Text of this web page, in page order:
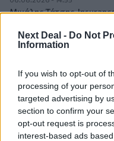
Next Deal - Do Not
Information
If you wish to opt-out of
processing of your
targeted advertising by
section to confirm your
opt-out request is
interest-based ads
Μιχάλης Τάτσης,
06.08.2026 - 13:30
Διαμεσολαβητής στον
06.08.2026 - 12:22
Kavita Patel - PhARMA
καινοτόμα φάρμακα